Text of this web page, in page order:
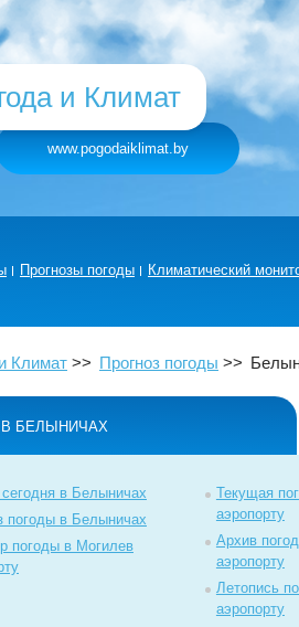
и Климат
www.pogodaiklimat.by
Прогнозы погоды Климатический
Климат Прогноз погоды
В БЕЛЫНИЧАХ
сегодня в Белыничах
погоды в Белыничах
погоды в Могилев
Текущая
аэропорту
Архив
аэропорту
Летопись
аэропорту